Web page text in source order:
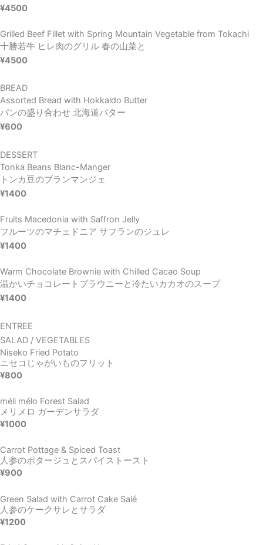
¥4500
Grilled Beef Fillet with Spring Mountain Vegetable from Tokachi
十勝若牛 ヒレ肉のグリル 春の山菜と
¥4500
BREAD
Assorted Bread with Hokkaido Butter
パンの盛り合わせ 北海道バター
¥600
DESSERT
Tonka Beans Blanc-Manger
トンカ豆のブランマンジェ
¥1400
Fruits Macedonia with Saffron Jelly
フルーツのマチェドニア サフランのジュレ
¥1400
Warm Chocolate Brownie with Chilled Cacao Soup
温かいチョコレートブラウニーと冷たいカカオのスープ
¥1400
ENTREE
SALAD / VEGETABLES
Niseko Fried Potato
ニセコじゃがいものフリット
¥800
méli mélo Forest Salad
メリメロ ガーデンサラダ
¥1000
Carrot Pottage & Spiced Toast
人参のポタージュとスパイストースト
¥900
Green Salad with Carrot Cake Salé
人参のケークサレとサラダ
¥1200